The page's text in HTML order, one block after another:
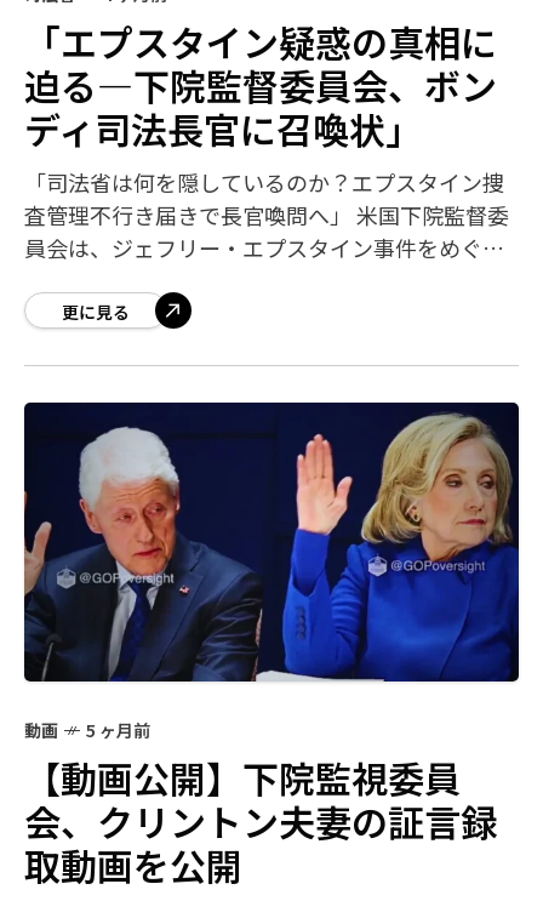
「エプスタイン疑惑の真相に
迫る―下院監督委員会、ボン
ディ司法長官に召喚状」
「司法省は何を隠しているのか？エプスタイン捜
査管理不行き届きで長官喚問へ」 米国下院監督委
員会は、ジェフリー・エプスタイン事件をめぐる
ボンディ司法長官に対して召喚状を発行しまし
更に見る
動画 5 ヶ月前
【動画公開】下院監視委員
会、クリントン夫妻の証言録
取動画を公開